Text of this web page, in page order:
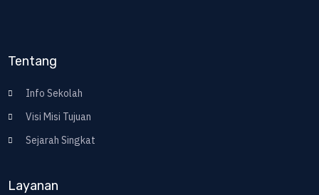
Tentang
Info Sekolah
Visi Misi Tujuan
Sejarah Singkat
Layanan